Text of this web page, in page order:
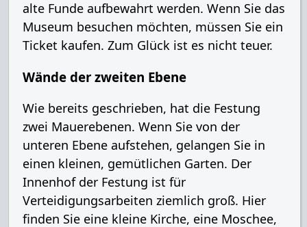
alte Funde aufbewahrt werden. Wenn Sie das
Museum besuchen möchten, müssen Sie ein
Ticket kaufen. Zum Glück ist es nicht teuer.
Wände der zweiten Ebene
Wie bereits geschrieben, hat die Festung
zwei Mauerebenen. Wenn Sie von der
unteren Ebene aufstehen, gelangen Sie in
einen kleinen, gemütlichen Garten. Der
Innenhof der Festung ist für
Verteidigungsarbeiten ziemlich groß. Hier
finden Sie eine kleine Kirche, eine Moschee,